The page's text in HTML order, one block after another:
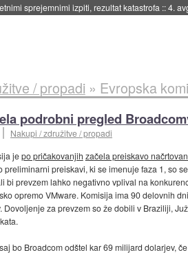
sprejemnimi izpiti, rezultat katastrofa ::4.
/ propadi » Evropska
podrobni pregled
Nakupi / združitve / propadi
jepo pričakovanjih začela preiskavo
preliminarni preiskavi, ki se imenuje faza 1, so
bi prevzem lahko negativno vplival na
opremo VMware. Komisija ima 90 delovnih
za prevzem so že dobili v Braziliji,
bo Broadcom odštel kar 69 milijard dolarjev,